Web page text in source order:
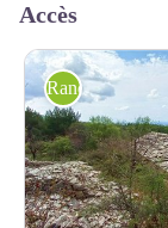
Accès
Randonnée